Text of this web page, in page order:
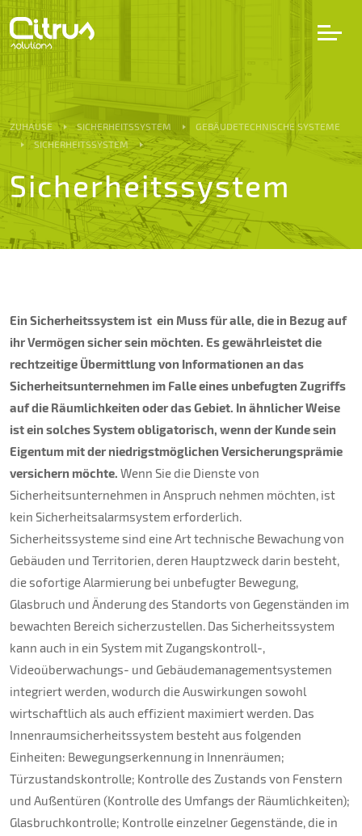
LV
Dienstleistungen
Projekte
Karriere
Über uns
Kontakt
ZUHAUSE SICHERHEITSSYSTEM
GEBÄUDETECHNISCHE SYSTEME
SICHERHEITSSYSTEM
Sicherheitssystem
Ein Sicherheitssystem ist ein Muss für alle, die in Bezug auf
ihr Vermögen sicher sein möchten. Es gewährleistet die
rechtzeitige Übermittlung von Informationen an das
Sicherheitsunternehmen im Falle eines unbefugten Zugriffs
auf die Räumlichkeiten oder das Gebiet. In ähnlicher Weise
ist ein solches System obligatorisch, wenn der Kunde sein
Eigentum mit der niedrigstmöglichen Versicherungsprämie
versichern möchte. Wenn Sie die Dienste von
Sicherheitsunternehmen in Anspruch nehmen möchten, ist
kein Sicherheitsalarmsystem erforderlich.
Sicherheitssysteme sind eine Art technische Bewachung von
Gebäuden und Territorien, deren Hauptzweck darin besteht,
die sofortige Alarmierung bei unbefugter Bewegung,
Glasbruch und Änderung des Standorts von Gegenständen im
bewachten Bereich sicherzustellen. Das Sicherheitssystem
kann auch in ein System mit Zugangskontroll-,
Videoüberwachungs- und Gebäudemanagementsystemen
integriert werden, wodurch die Auswirkungen sowohl
wirtschaftlich als auch effizient maximiert werden. Das
Innenraumsicherheitssystem besteht aus folgenden
Einheiten: Bewegungserkennung in Innenräumen;
Türzustandskontrolle; Kontrolle des Zustands von Fenstern
und Außentüren (Kontrolle des Umfangs der Räumlichkeiten);
Glasbruchkontrolle; Kontrolle einzelner Gegenstände, die in